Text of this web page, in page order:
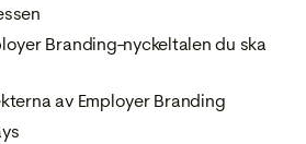
Branding-nyckeltalen du ska
av Employer Branding